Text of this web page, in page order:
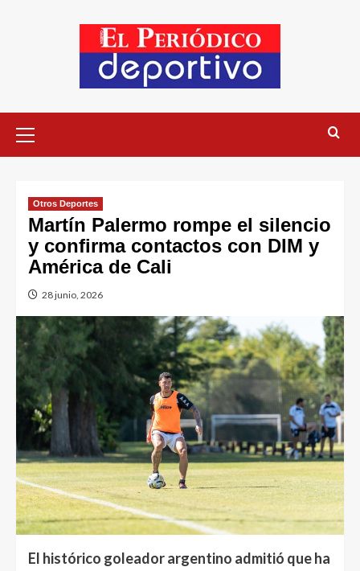
Otros Deportes
Martín Palermo rompe el silencio
y confirma contactos con DIM y
América de Cali
28 junio, 2026
El histórico goleador argentino admitió que ha